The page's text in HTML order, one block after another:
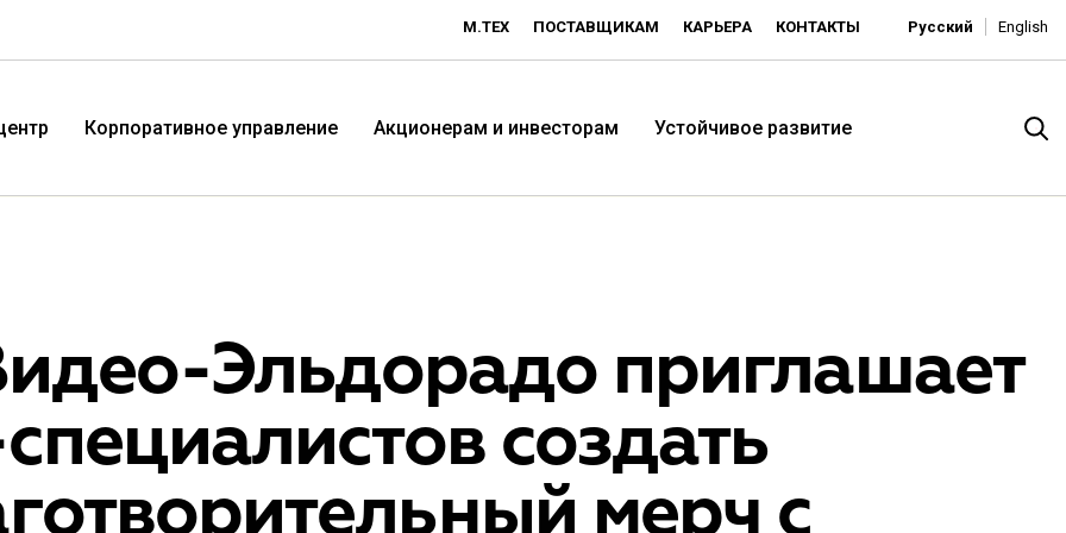
М.ТЕХ ПОСТАВЩИКАМ КАРЬЕРА КОНТАКТЫ Русский English
Технологичная розничная
компания «М.Видео»
Территория низких цен -
«Эльдорадо»
Корпоративное управление Акционерам и инвесторам Устойчивое развитие
Эльдорадо приглашает
создать
мерч с